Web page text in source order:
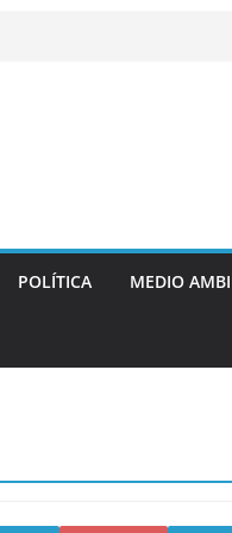
POLÍTICA MEDIO